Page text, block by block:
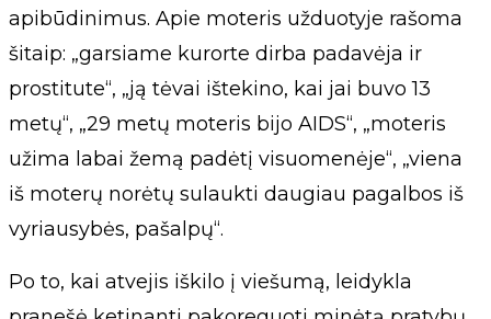
apibūdinimus. Apie moteris užduotyje rašoma
šitaip: „garsiame kurorte dirba padavėja ir
prostitute“, „ją tėvai ištekino, kai jai buvo 13
metų“, „29 metų moteris bijo AIDS“, „moteris
užima labai žemą padėtį visuomenėje“, „viena
iš moterų norėtų sulaukti daugiau pagalbos iš
vyriausybės, pašalpų“.
Po to, kai atvejis iškilo į viešumą, leidykla